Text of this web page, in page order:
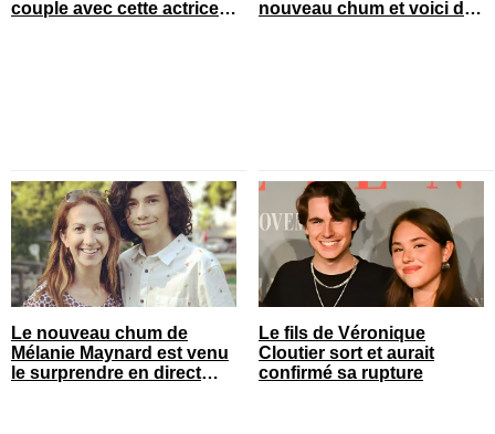
couple avec cette actrice
nouveau chum et voici de
Le nouveau chum de
Mélanie Maynard est venu
le surprendre en direct
Le fils de Véronique
Cloutier sort et aurait
confirmé sa rupture